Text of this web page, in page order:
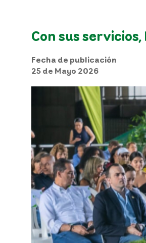
Con sus
Fecha de publicación
25 de Mayo 2026